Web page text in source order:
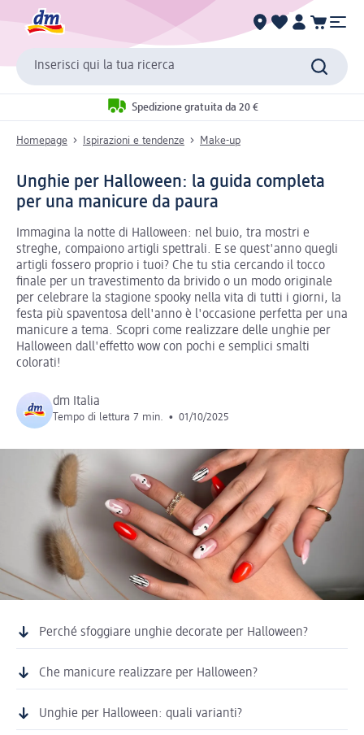
Inserisci qui la tua ricerca
Spedizione gratuita da 20 €
Homepage Ispirazioni e tendenze Make-up
Unghie per Halloween: la guida completa
per una manicure da paura
Immagina la notte di Halloween: nel buio, tra mostri e
streghe, compaiono artigli spettrali. E se quest'anno quegli
artigli fossero proprio i tuoi? Che tu stia cercando il tocco
finale per un travestimento da brivido o un modo originale
per celebrare la stagione spooky nella vita di tutti i giorni, la
festa più spaventosa dell'anno è l'occasione perfetta per una
manicure a tema. Scopri come realizzare delle unghie per
Halloween dall'effetto wow con pochi e semplici smalti
colorati!
dm Italia
Tempo di lettura 7 min. • 01/10/2025
Perché sfoggiare unghie decorate per Halloween?
Che manicure realizzare per Halloween?
Unghie per Halloween: quali varianti?